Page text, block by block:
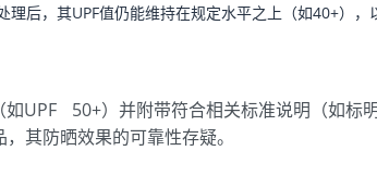
后，其UPF值仍能维持在规定水平之上（如40+），
UPF 50+）并附带符合相关标准说明（如标
其防晒效果的可靠性存疑。